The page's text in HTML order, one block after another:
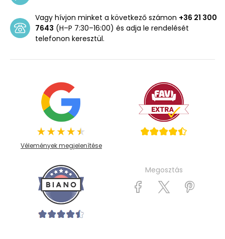
Vagy hívjon minket a következő számon +36 21 300
7643 (H–P 7:30–16:00) és adja le rendelését
telefonon keresztül.
Vélemények megjelenítése
Megosztás